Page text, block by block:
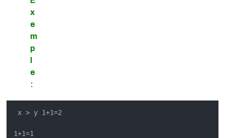
x
e
m
p
e
:
x > y 1+1=2
1+1=1